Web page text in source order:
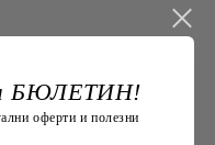
БЮЛЕТИН!
оферти и полезни